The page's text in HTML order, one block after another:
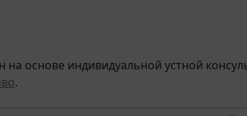
на основе индивидуальной устной
.